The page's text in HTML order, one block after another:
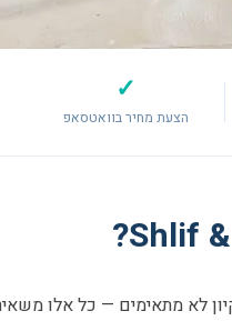
✓
הצעת מחיר בוואטסאפ
לא מתאימים — כל אלו